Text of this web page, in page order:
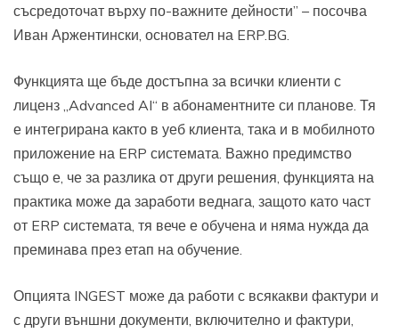
съсредоточат върху по-важните дейности” – посочва
Иван Аржентински, основател на ERP.BG.
Функцията ще бъде достъпна за всички клиенти с
лиценз „Advanced AI“ в абонаментните си планове. Тя
е интегрирана както в уеб клиента, така и в мобилното
приложение на ERP системата. Важно предимство
също е, че за разлика от други решения, функцията на
практика може да заработи веднага, защото като част
от ERP системата, тя вече е обучена и няма нужда да
преминава през етап на обучение.
Опцията INGEST може да работи с всякакви фактури и
с други външни документи, включително и фактури,